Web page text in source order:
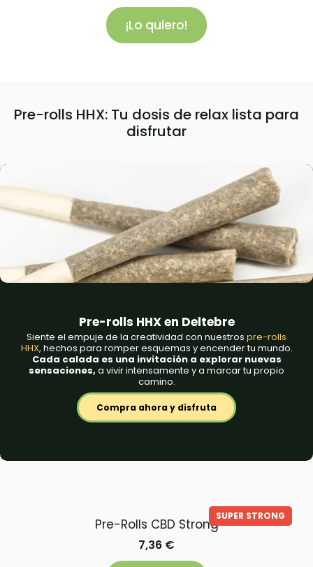
¡Lo quiero!
Pre-rolls HHX: Tu dosis de relax lista para
disfrutar
Pre-rolls HHX en Deltebre
Siente el empuje de la creatividad con nuestros pre-rolls
HHX, hechos para romper esquemas y encender tu mundo.
Cada calada es una invitación a explorar nuevas
sensaciones, a vivir intensamente y a marcar tu propio
camino.
Compra ahora y disfruta
SUPER STRONG
Pre-Rolls CBD Strong
7,36 €